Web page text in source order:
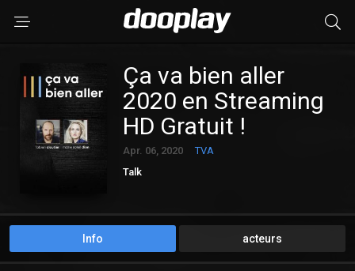
Ça va bien aller
2020 en Streaming
HD Gratuit !
Apr. 06, 2020
TVA
Talk
Info acteurs